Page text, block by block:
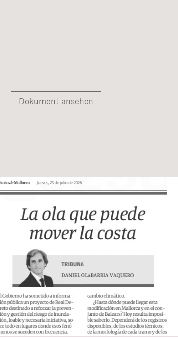
Dokument ansehen